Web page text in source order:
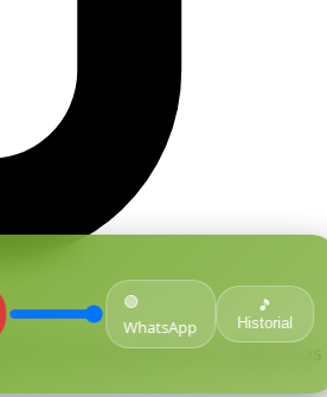
🟢
WhatsApp
🎵
Historial
Del Caribe S.A.S